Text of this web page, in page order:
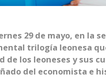
29 de mayo, en la
trilogía leonesa
de los leoneses y sus
del economista e